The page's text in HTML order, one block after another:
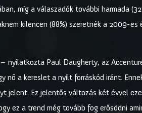
míg a válaszadók további harmada
kilencen (88%) szeretnék a 2009-
nyilatkozta Paul Daugherty, az
nő a kereslet a nyílt forráskód iránt.
jelent. Ez jelentős változás két évvel
ez a trend még tovább fog erősödni